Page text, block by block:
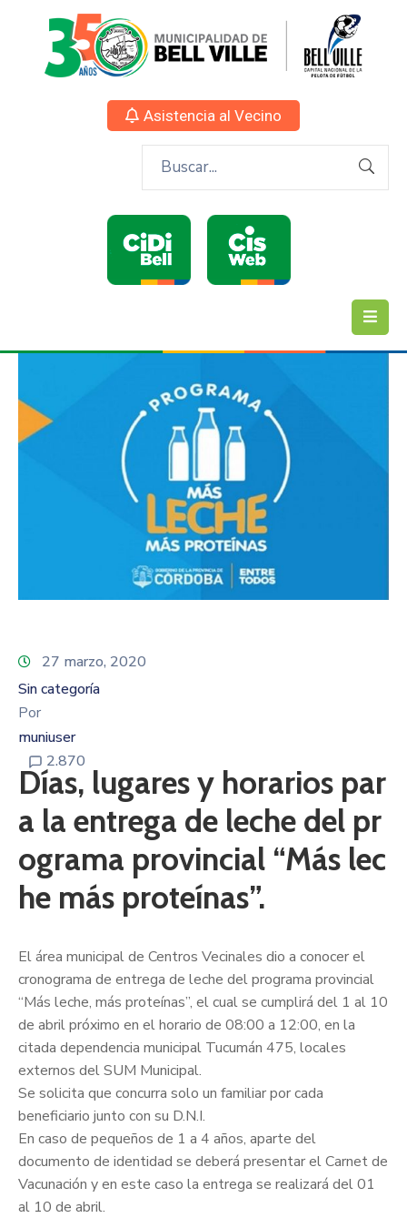
Asistencia al Vecino
27 marzo, 2020
Sin categoría
Por
muniuser
2.870
Días, lugares y horarios par
a la entrega de leche del pr
ograma provincial “Más lec
he más proteínas”.
El área municipal de Centros Vecinales dio a conocer el
cronograma de entrega de leche del programa provincial
“Más leche, más proteínas”, el cual se cumplirá del 1 al 10
de abril próximo en el horario de 08:00 a 12:00, en la
citada dependencia municipal Tucumán 475, locales
externos del SUM Municipal.
Se solicita que concurra solo un familiar por cada
beneficiario junto con su D.N.I.
En caso de pequeños de 1 a 4 años, aparte del
documento de identidad se deberá presentar el Carnet de
Vacunación y en este caso la entrega se realizará del 01
al 10 de abril.